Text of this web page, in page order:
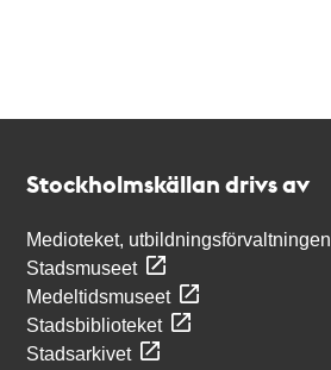
Stockholmskällan drivs av
Medioteket, utbildningsförvaltningen
Stadsmuseet
Medeltidsmuseet
Stadsbiblioteket
Stadsarkivet